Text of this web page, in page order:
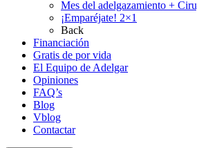
Mes del adelgazamiento +
¡Emparéjate! 2×1
Back
Financiación
Gratis de por vida
El Equipo de Adelgar
Opiniones
FAQ’s
Blog
Vblog
Contactar